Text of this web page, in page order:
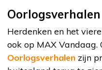
Oorlogsverhalen
Herdenken en het
ook op MAX Vandaag.
Oorlogsverhalen zijn